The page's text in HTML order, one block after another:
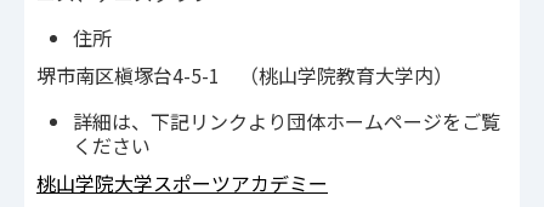
住所
堺市南区槇塚台4-5-1 （桃山学院教育大学内）
詳細は、下記リンクより団体ホームページをご覧
ください
桃山学院大学スポーツアカデミー